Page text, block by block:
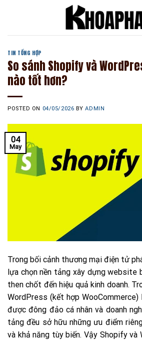
TIN TỔNG HỢP
So sánh Shopify và
nào tốt hơn?
POSTED ON 04/05/2026 BYADMIN
04
May
Trong bối cảnh thương mại điện tử
lựa chọn nền tảng xây dựng website
then chốt đến hiệu quả kinh doanh.
WordPress (kết hợp
được đông đảo cá nhân và doanh
tảng đều sở hữu những ưu điểm
và khả năng tùy biến. Vậy Shopify và